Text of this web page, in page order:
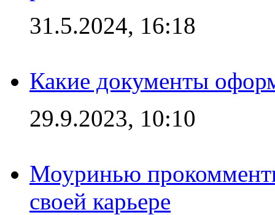
31.5.2024, 16:18
Какие документы
29.9.2023, 10:10
Моуринью
своей карьере